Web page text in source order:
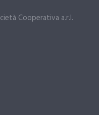
Cooperativa a.r.l.